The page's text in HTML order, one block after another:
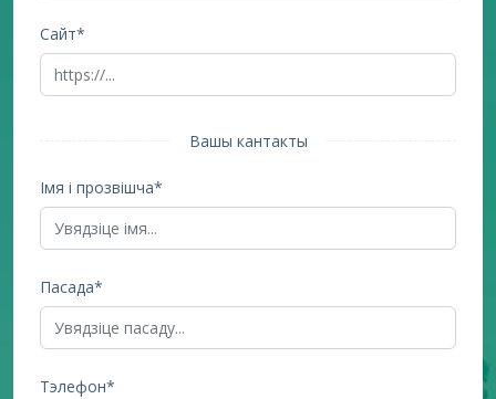
Сайт*
Вашы кантакты
Імя і прозвішча*
Пасада*
Тэлефон*